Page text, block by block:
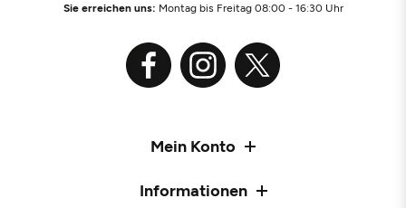
Sie erreichen uns: Montag bis Freitag 08:00 - 16:30 Uhr
Mein Konto
Informationen